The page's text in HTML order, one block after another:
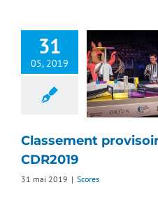
31
05, 2019
Classement
CDR2019
31 mai 2019 | Scores